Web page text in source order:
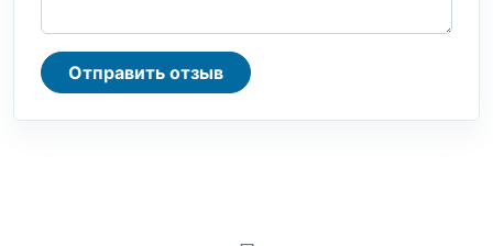
Отправить отзыв